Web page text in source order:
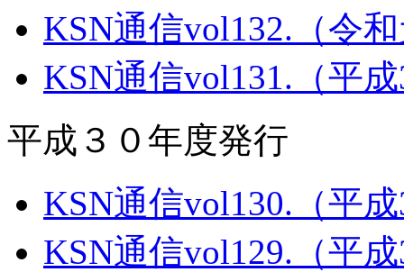
KSN通信vol132.（令
KSN通信vol131.（平
平成３０年度発行
KSN通信vol130.（平
KSN通信vol129.（平